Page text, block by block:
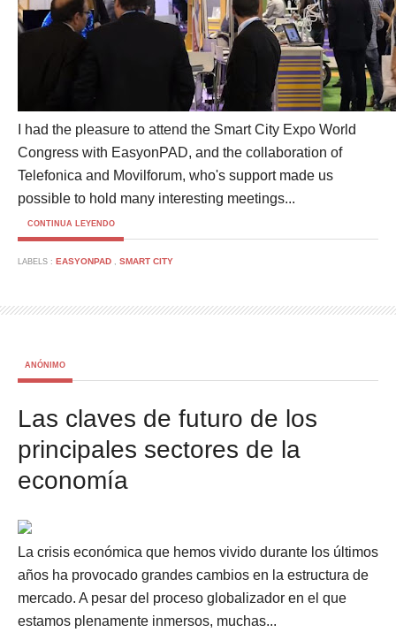
I had the pleasure to attend the Smart City Expo World
Congress with EasyonPAD, and the collaboration of
Telefonica and Movilforum, who's support made us
possible to hold many interesting meetings...
CONTINUA LEYENDO
LABELS : EASYONPAD , SMART CITY
ANÓNIMO
Las claves de futuro de los
principales sectores de la
economía
La crisis económica que hemos vivido durante los últimos
años ha provocado grandes cambios en la estructura de
mercado. A pesar del proceso globalizador en el que
estamos plenamente inmersos, muchas...